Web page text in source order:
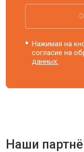
Нажимая на
согласие на
данных.
Наши